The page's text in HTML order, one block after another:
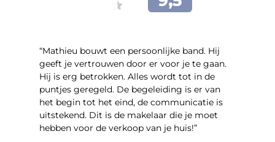
“Mathieu bouwt een persoonlijke band. Hij
geeft je vertrouwen door er voor je te gaan.
Hij is erg betrokken. Alles wordt tot in de
puntjes geregeld. De begeleiding is er van
het begin tot het eind, de communicatie is
uitstekend. Dit is de makelaar die je moet
hebben voor de verkoop van je huis!”